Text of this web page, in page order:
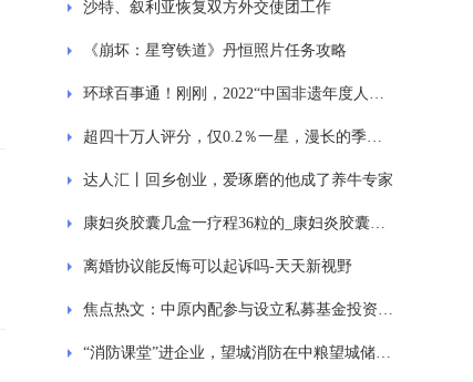
沙特、叙利亚恢复双方外交使团工作
《崩坏：星穹铁道》丹恒照片任务攻略
环球百事通！刚刚，2022“中国非遗年度人物”公布！新疆两人入选
超四十万人评分，仅0.2％一星，漫长的季节有何魔力？秦昊给了答案
达人汇丨回乡创业，爱琢磨的他成了养牛专家
康妇炎胶囊几盒一疗程36粒的_康妇炎胶囊几盒一疗程 环球速看料
离婚协议能反悔可以起诉吗-天天新视野
焦点热文：中原内配参与设立私募基金投资氢电池客户
“消防课堂”进企业，望城消防在中粮望城储备库开展消防培训_天天观速讯